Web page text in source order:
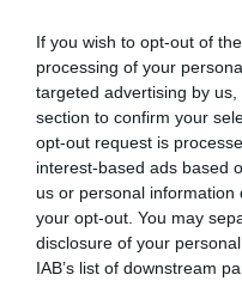
If you wish to opt-out of
processing of your
targeted advertising by
section to confirm your
opt-out request is
interest-based ads based
us or personal
your opt-out. You may
disclosure of your
IAB’s list of downstream
(varetos, quando machos) e,
características bem definidas.